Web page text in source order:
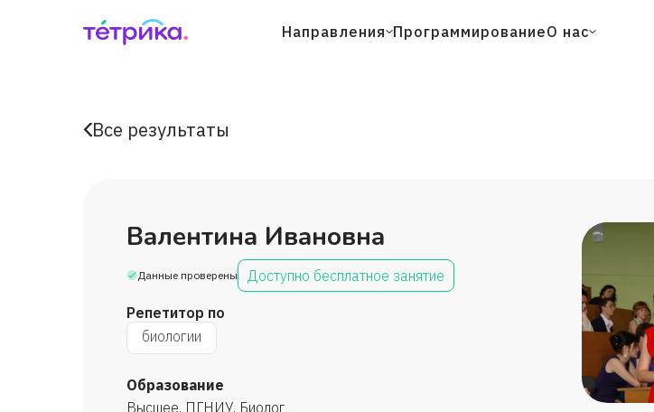
Направления ПрограммированиеО нас
Все результаты
Валентина Ивановна
Данные проверены Доступно бесплатное занятие
Репетитор по
биологии
Образование
Высшее, ПГНИУ, Биолог